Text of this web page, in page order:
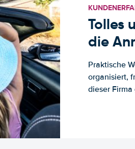
Tolles
die
Praktische
organisiert,
dieser